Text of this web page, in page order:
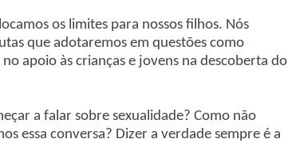
os limites para nossos filhos. Nós
que adotaremos em questões como
apoio às crianças e jovens na descoberta do
a falar sobre sexualidade? Como não
essa conversa? Dizer a verdade sempre é a